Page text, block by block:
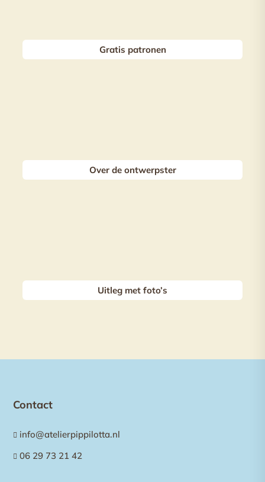
Gratis patronen
Over de ontwerpster
Uitleg met foto’s
Contact
 info@atelierpippilotta.nl
 06 29 73 21 42